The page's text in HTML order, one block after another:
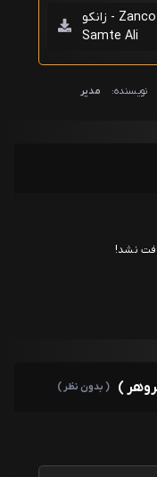
زانکو - Zanco Ft Farzad Forouhar Boro
Samte Ali
نویسنده: مدیر
نشد!
) ( بدون نظر )